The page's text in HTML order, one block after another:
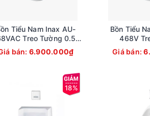
Tiểu Nam Inax AU-
Treo Tường 0.5L
Cấp Âm
bán: 6.900.000₫
Bồn Tiểu
468V
Giá bán:
18%